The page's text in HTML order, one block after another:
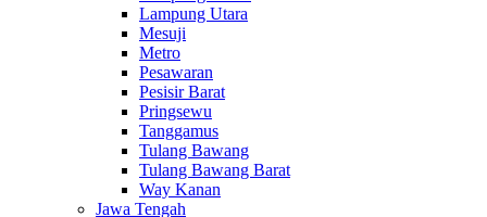
Lampung Utara
Mesuji
Metro
Pesawaran
Pesisir Barat
Pringsewu
Tanggamus
Tulang Bawang
Tulang Bawang Barat
Way Kanan
Jawa Tengah